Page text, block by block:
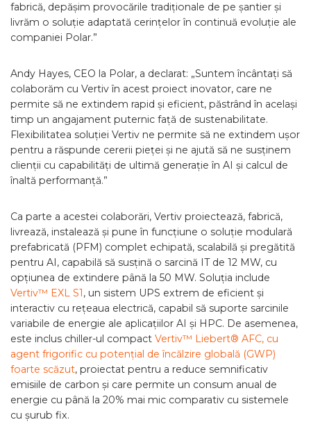
fabrică, depășim provocările tradiționale de pe șantier și
livrăm o soluție adaptată cerințelor în continuă evoluție ale
companiei Polar.”
Andy Hayes, CEO la Polar, a declarat: „Suntem încântați să
colaborăm cu Vertiv în acest proiect inovator, care ne
permite să ne extindem rapid și eficient, păstrând în același
timp un angajament puternic față de sustenabilitate.
Flexibilitatea soluției Vertiv ne permite să ne extindem ușor
pentru a răspunde cererii pieței și ne ajută să ne susținem
clienții cu capabilități de ultimă generație în AI și calcul de
înaltă performanță.”
Ca parte a acestei colaborări, Vertiv proiectează, fabrică,
livrează, instalează și pune în funcțiune o soluție modulară
prefabricată (PFM) complet echipată, scalabilă și pregătită
pentru AI, capabilă să susțină o sarcină IT de 12 MW, cu
opțiunea de extindere până la 50 MW. Soluția include
Vertiv™ EXL S1, un sistem UPS extrem de eficient și
interactiv cu rețeaua electrică, capabil să suporte sarcinile
variabile de energie ale aplicațiilor AI și HPC. De asemenea,
este inclus chiller-ul compact Vertiv™ Liebert® AFC, cu
agent frigorific cu potențial de încălzire globală (GWP)
foarte scăzut, proiectat pentru a reduce semnificativ
emisiile de carbon și care permite un consum anual de
energie cu până la 20% mai mic comparativ cu sistemele
cu șurub fix.